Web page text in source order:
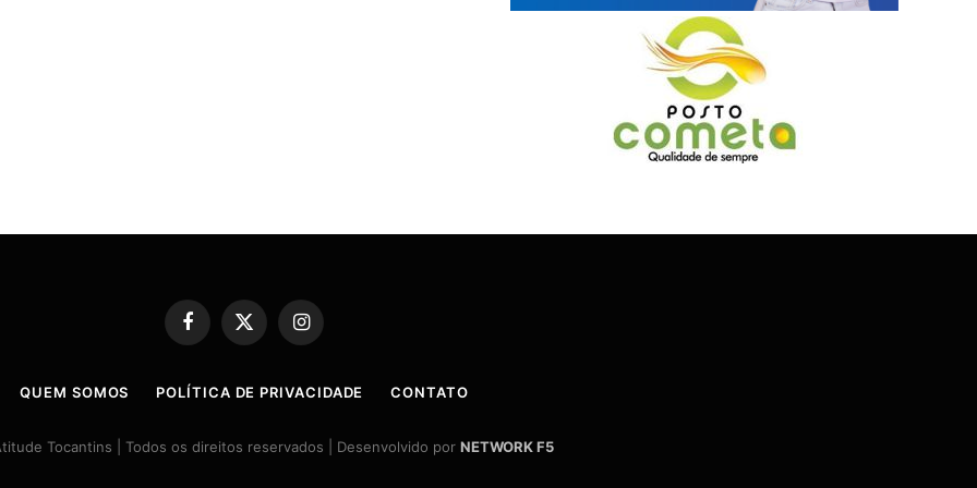
Facebook
X
(Twitter)
Instagram
QUEM SOMOS POLÍTICA DE PRIVACIDADE CONTATO
Tocantins | Todos os direitos reservados | Desenvolvido por NETWORK F5